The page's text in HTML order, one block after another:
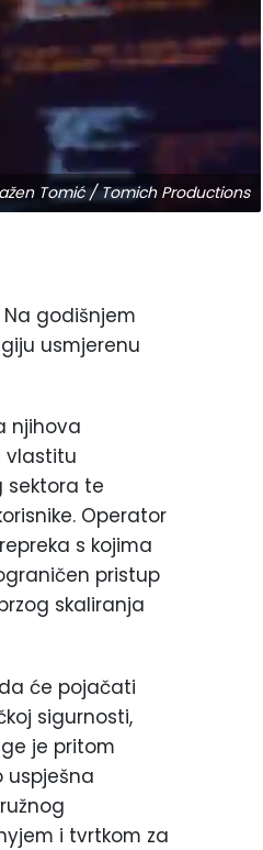
Tomić / Tomich Productions
godišnjem
usmjerenu
njihova
vlastitu
sektora te
Operator
s kojima
pristup
skaliranja
će pojačati
sigurnosti,
je pritom
uspješna
i tvrtkom za